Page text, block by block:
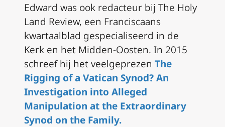
Edward was ook redacteur bij The Holy
Land Review, een Franciscaans
kwartaalblad gespecialiseerd in de
Kerk en het Midden-Oosten. In 2015
schreef hij het veelgeprezen The
Rigging of a Vatican Synod? An
Investigation into Alleged
Manipulation at the Extraordinary
Synod on the Family.